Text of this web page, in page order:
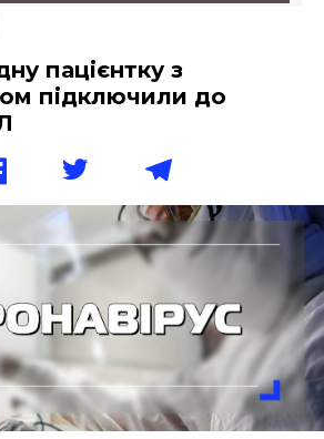
пацієнтку з
підключили до